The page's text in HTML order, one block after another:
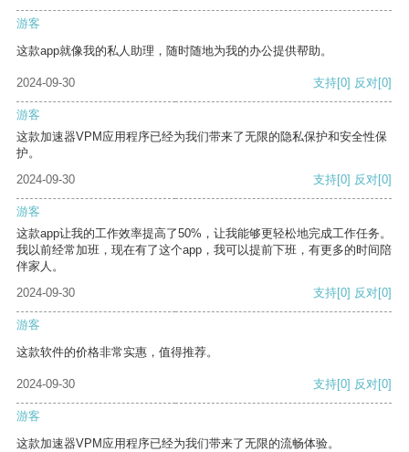
游客
这款app就像我的私人助理，随时随地为我的办公提供帮助。
2024-09-30 支持[0] 反对[0]
游客
这款加速器VPM应用程序已经为我们带来了无限的隐私保护和安全性保
护。
2024-09-30
支持[0] 反对[0]
游客
这款app让我的工作效率提高了50%，让我能够更轻松地完成工作任务。
我以前经常加班，现在有了这个app，我可以提前下班，有更多的时间陪
伴家人。
2024-09-30
支持[0] 反对[0]
游客
这款软件的价格非常实惠，值得推荐。
2024-09-30 支持[0] 反对[0]
游客
这款加速器VPM应用程序已经为我们带来了无限的流畅体验。